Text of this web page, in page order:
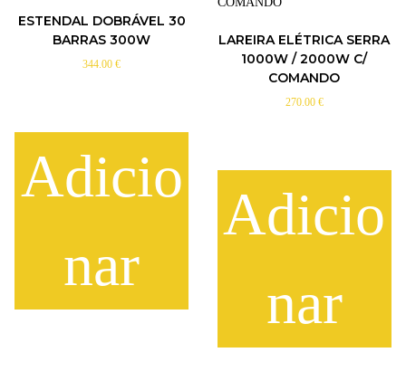
ESTENDAL DOBRÁVEL 30
BARRAS 300W
344.00€
Adicio
nar
LAREIRA ELÉTRICA SERRA
1000W / 2000W C/
COMANDO
270.00 €
Adicio
nar